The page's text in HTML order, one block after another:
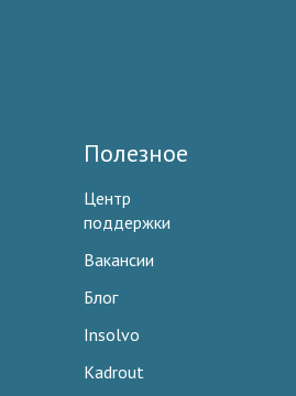
Полезное
Центр
поддержки
Вакансии
Блог
Insolvo
Kadrout